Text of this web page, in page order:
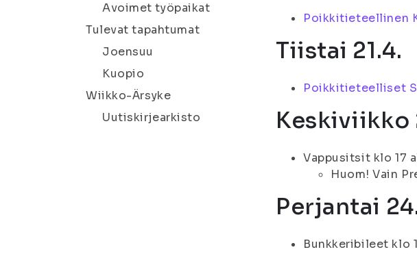
Avoimet työpaikat
Tulevat tapahtumat
Joensuu
Kuopio
Wiikko-Ärsyke
Uutiskirjearkisto
Poikkitieteellinen
Tiistai 21.4.
Poikkitieteelliset
Keskiviikko
Vappusitsit klo 17
Huom! Vain
Perjantai
Bunkkeribileet klo